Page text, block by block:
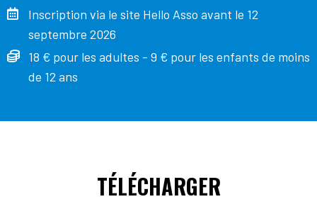
Inscription via le site Hello Asso avant le 12
septembre 2026
18 € pour les adultes - 9 € pour les enfants de moins
de 12 ans
TÉLÉCHARGER